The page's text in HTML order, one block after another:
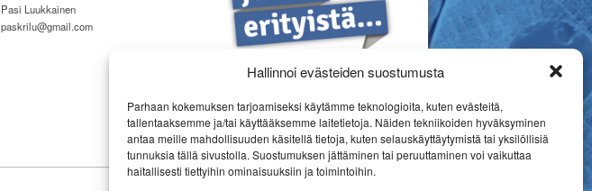
Hallinnoi evästeiden suostumusta
Parhaan kokemuksen tarjoamiseksi käytämme teknologioita, kuten evästeitä,
tallentaaksemme ja/tai käyttääksemme laitetietoja. Näiden tekniikoiden hyväksyminen
antaa meille mahdollisuuden käsitellä tietoja, kuten selauskäyttäytymistä tai yksilöllisiä
tunnuksia tällä sivustolla. Suostumuksen jättäminen tai peruuttaminen voi vaikuttaa
haitallisesti tiettyihin ominaisuuksiin ja toimintoihin.
Pasi Luukkainen
paskrilu@gmail.com